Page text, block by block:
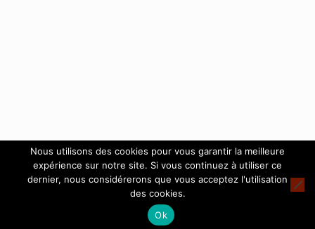
Nous utilisons des cookies pour vous garantir la meilleure
expérience sur notre site. Si vous continuez à utiliser ce
dernier, nous considérerons que vous acceptez l'utilisation
des cookies.
Ok